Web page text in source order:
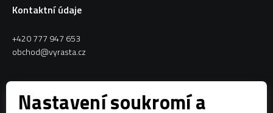
Kontaktní údaje
+420 777 947 653
obchod@vyrasta.cz
Kontakty
Nastavení soukromí a